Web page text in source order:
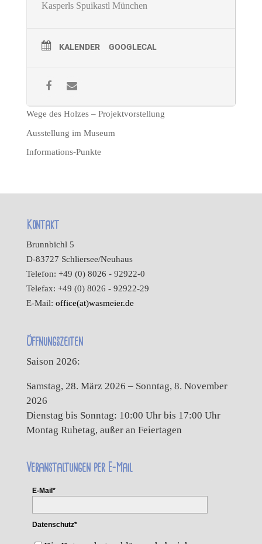
Kasperls Spuikastl München
KALENDER GOOGLECAL
Wege des Holzes – Projektvorstellung
Ausstellung im Museum
Informations-Punkte
Kontakt
Brunnbichl 5
D-83727 Schliersee/Neuhaus
Telefon: +49 (0) 8026 - 92922-0
Telefax: +49 (0) 8026 - 92922-29
E-Mail: office(at)wasmeier.de
Öffnungszeiten
Saison 2026:
Samstag, 28. März 2026 – Sonntag, 8. November
2026
Dienstag bis Sonntag: 10:00 Uhr bis 17:00 Uhr
Montag Ruhetag, außer an Feiertagen
Veranstaltungen per E-Mail
E-Mail*
Datenschutz*